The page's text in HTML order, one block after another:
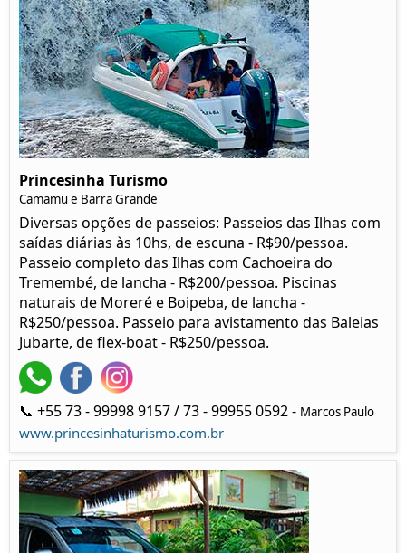
Princesinha Turismo
Camamu e Barra Grande
Diversas opções de passeios: Passeios das Ilhas com
saídas diárias às 10hs, de escuna - R$90/pessoa.
Passeio completo das Ilhas com Cachoeira do
Tremembé, de lancha - R$200/pessoa. Piscinas
naturais de Moreré e Boipeba, de lancha -
R$250/pessoa. Passeio para avistamento das Baleias
Jubarte, de flex-boat - R$250/pessoa.
📞 +55 73 - 99998 9157 / 73 - 99955 0592 - Marcos Paulo
www.princesinhaturismo.com.br